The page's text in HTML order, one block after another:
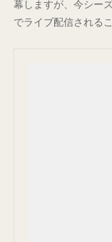
幕しますが、今シー
でライブ配信される